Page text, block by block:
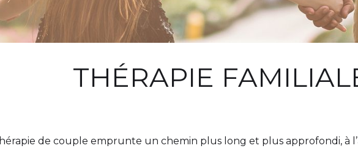
THÉRAPIE
de couple emprunte un chemin plus long et plus approfondi, à